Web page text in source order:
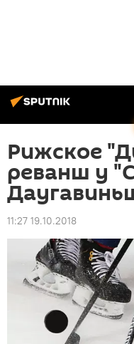
Рижское
реванш у
11:27 19.10.2018